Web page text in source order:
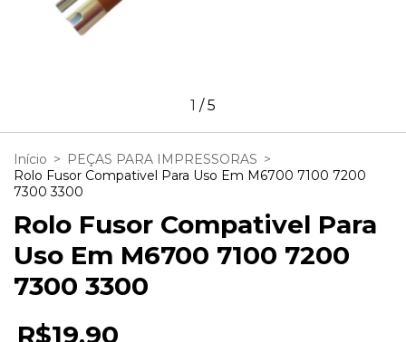
1 /5
Início > PEÇAS PARA IMPRESSORAS >
Rolo Fusor Compativel Para Uso Em M6700 7100 7200
7300 3300
Rolo Fusor Compativel Para
Uso Em M6700 7100 7200
7300 3300
R$19,90